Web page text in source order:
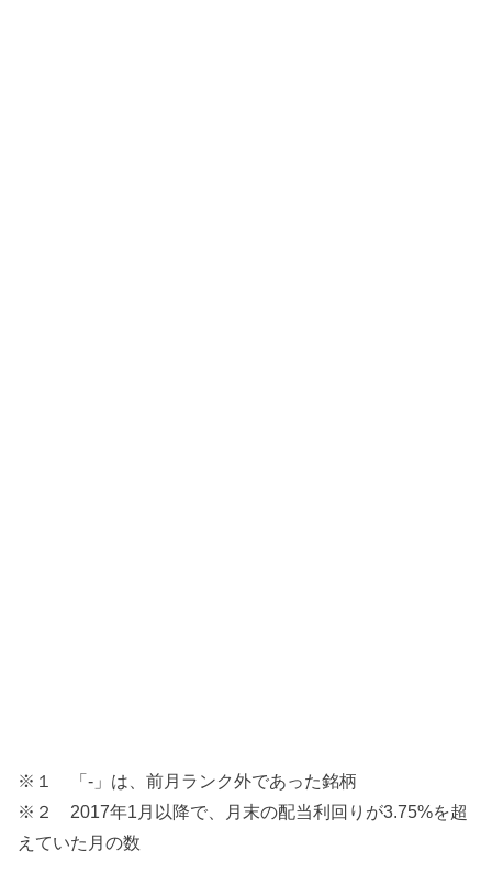
※１ 「-」は、前月ランク外であった銘柄
※２ 2017年1月以降で、月末の配当利回りが3.75%を超
えていた月の数